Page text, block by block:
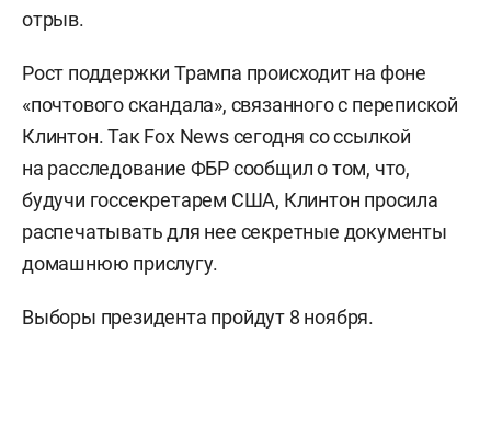
отрыв.
Рост поддержки Трампа происходит на фоне
«почтового скандала», связанного с перепиской
Клинтон. Так Fox News сегодня со ссылкой
на расследование ФБР сообщил о том, что,
будучи госсекретарем США, Клинтон просила
распечатывать для нее секретные документы
домашнюю прислугу.
Выборы президента пройдут 8 ноября.